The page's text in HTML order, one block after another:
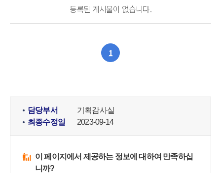
등록된 게시물이 없습니다.
1
담당부서
기획감사실
최종수정일
2023-09-14
이 페이지에서 제공하는 정보에 대하여 만족하십
니까?